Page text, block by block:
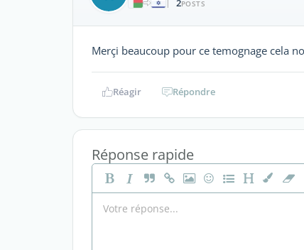
|
POSTS
Merçi beaucoup pour ce temognage cela
Réagir Répondre
Réponse rapide